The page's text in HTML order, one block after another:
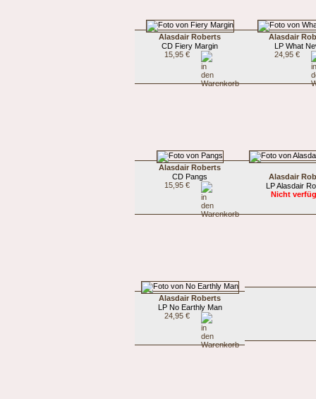
Alasdair Roberts
CD Fiery Margin
15,95 €
Alasdair
LP What
24,95 €
Alasdair Roberts
CD Pangs
15,95 €
Alasdair
LP Alasdair
Nicht
Alasdair Roberts
LP No Earthly Man
24,95 €